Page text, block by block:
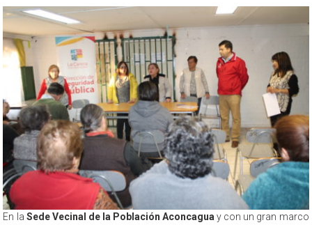
En la Sede Vecinal de la Población Aconcaguay con un gran marco